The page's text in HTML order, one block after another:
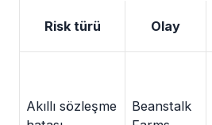
Risk türü Olay
Akıllı sözleşme
Beanstalk